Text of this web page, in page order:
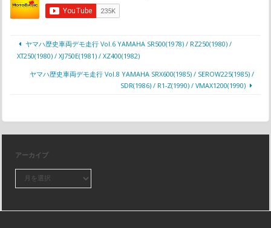
ヤマハ歴史車両デモ走行 Vol.6 YAMAHA SR500(1978) / RZ250(1980) /
XT250(1980) / XJ750E(1981) / XZ400(1982)
ヤマハ歴史車両デモ走行 Vol.8 YAMAHA SRX600(1985) / SEROW225(1985) /
SDR(1986) / R1-Z(1990) / VMAX1200(1990)
アーカイブ